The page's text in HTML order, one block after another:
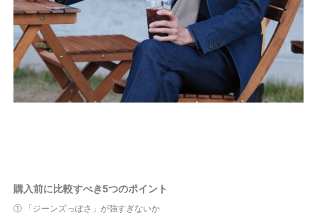
購入前に比較すべき5つのポイント
① 「ジーンズっぽさ」が強すぎないか